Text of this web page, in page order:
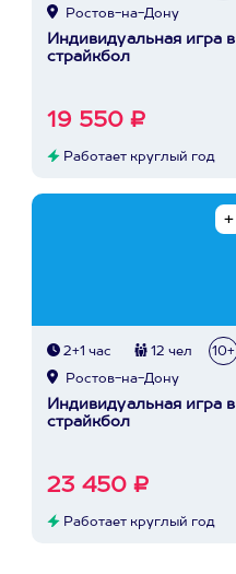
Ростов-на-Дону
Индивидуальная игра в
страйкбол
19 550 ₽
Работает круглый год
2+1 час 12 чел 10+
Ростов-на-Дону
Индивидуальная игра в
страйкбол
23 450 ₽
Работает круглый год